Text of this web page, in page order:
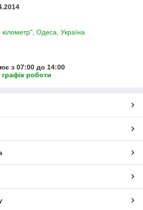
Одеса, Україна
з 07:00 до 14:00
роботи